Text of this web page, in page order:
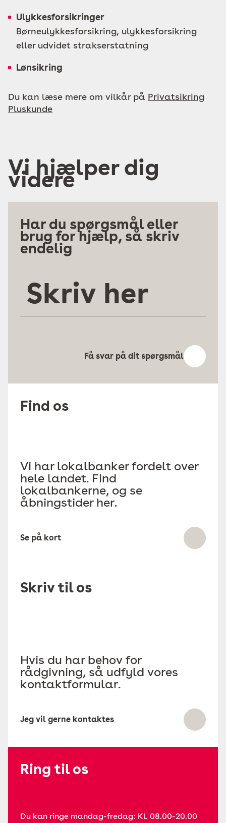
Ulykkesforsikringer
Børneulykkesforsikring, ulykkesforsikring
eller udvidet strakserstatning
Lønsikring
Du kan læse mere om vilkår på Privatsikring
Pluskunde
Vi hjælper dig
videre
Har du spørgsmål eller
brug for hjælp, så skriv
endelig
her
Få svar på dit spørgsmål
Find os
Vi har lokalbanker fordelt over
hele landet. Find
lokalbankerne, og se
åbningstider her.
Se på kort
Skriv til os
Hvis du har behov for
rådgivning, så udfyld vores
kontaktformular.
Jeg vil gerne kontaktes
Ring til os
Du kan ringe mandag-fredag: Kl. 08.00-20.00